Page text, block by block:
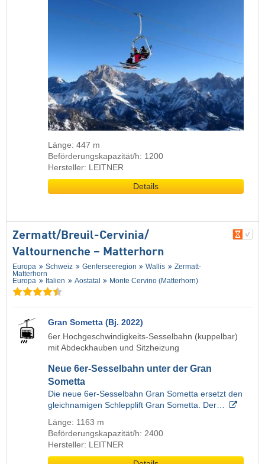
Länge: 447 m
Beförderungskapazität/h: 1200
Hersteller: LEITNER
Details
Zermatt/​Breuil-Cervinia/​
Valtournenche – Matterhorn
Europa Schweiz Genferseeregion Wallis
Zermatt-
Matterhorn
Europa
Italien Aostatal Monte Cervino (Matterhorn)
Gran Sometta (Bj. 2022)
6er Hochgeschwindigkeits-Sesselbahn (kuppelbar)
mit Abdeckhauben und Sitzheizung
Neue 6er-Sesselbahn unter der Gran
Sometta
Die neue 6er-Sesselbahn Gran Sometta ersetzt den
gleichnamigen Schlepplift Gran Sometta. Der…
Länge: 1163 m
Beförderungskapazität/h: 2400
Hersteller: LEITNER